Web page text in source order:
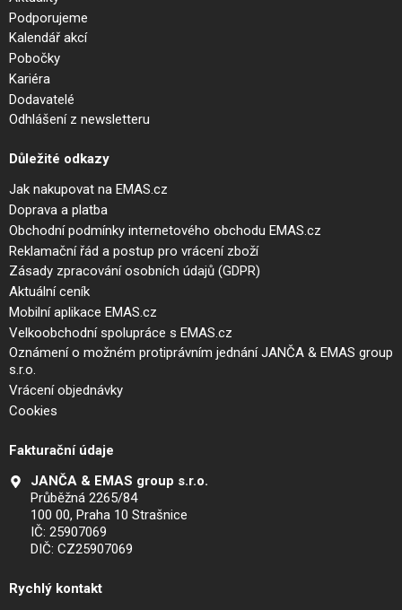
Podporujeme
Kalendář akcí
Pobočky
Kariéra
Dodavatelé
Odhlášení z newsletteru
Důležité odkazy
Jak nakupovat na EMAS.cz
Doprava a platba
Obchodní podmínky internetového obchodu EMAS.cz
Reklamační řád a postup pro vrácení zboží
Zásady zpracování osobních údajů (GDPR)
Aktuální ceník
Mobilní aplikace EMAS.cz
Velkoobchodní spolupráce s EMAS.cz
Oznámení o možném protiprávním jednání JANČA & EMAS group
s.r.o.
Vrácení objednávky
Cookies
Fakturační údaje
JANČA & EMAS group s.r.o.
Průběžná 2265/84
100 00, Praha 10 Strašnice
IČ: 25907069
DIČ: CZ25907069
Rychlý kontakt